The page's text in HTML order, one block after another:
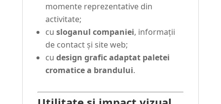
momente reprezentative din
activitate;
cu sloganul companiei, informații
de contact și site web;
cu design grafic adaptat paletei
cromatice a brandului.